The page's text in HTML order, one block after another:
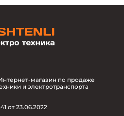
магазин по продаже
и электротранспорта
от 23.06.2022